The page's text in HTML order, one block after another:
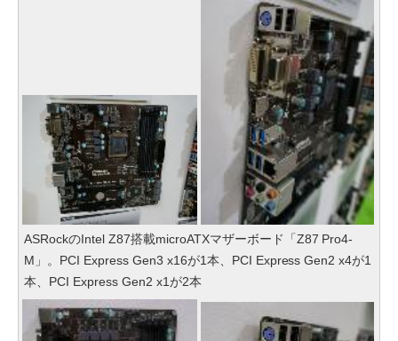
ASRockのIntel Z87搭載microATXマザーボード「Z87 Pro4-
M」。PCI Express Gen3 x16が1本、PCI Express Gen2 x4が1
本、PCI Express Gen2 x1が2本